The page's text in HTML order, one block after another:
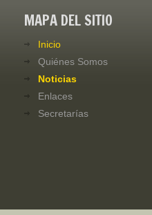
MAPA DEL SITIO
Inicio
Quiénes Somos
Noticias
Enlaces
Secretarías